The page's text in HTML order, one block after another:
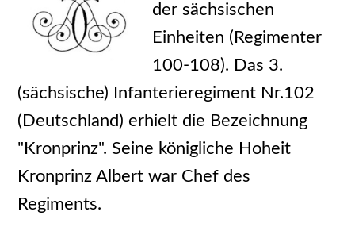
der sächsischen
Einheiten (Regimenter
100-108). Das 3.
(sächsische) Infanterieregiment Nr.102
(Deutschland) erhielt die Bezeichnung
"Kronprinz". Seine königliche Hoheit
Kronprinz Albert war Chef des
Regiments.